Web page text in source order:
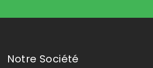
Notre Société